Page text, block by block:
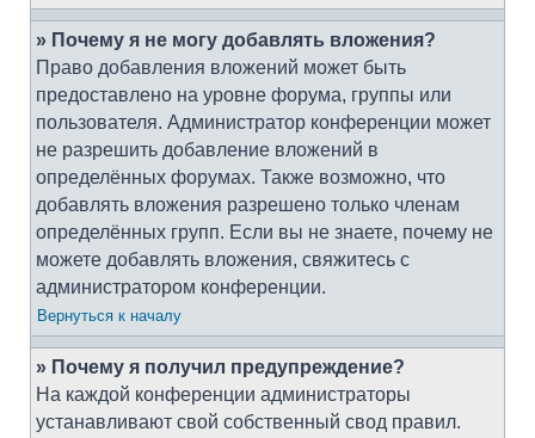
» Почему я не могу добавлять вложения?
Право добавления вложений может быть
предоставлено на уровне форума, группы или
пользователя. Администратор конференции может
не разрешить добавление вложений в
определённых форумах. Также возможно, что
добавлять вложения разрешено только членам
определённых групп. Если вы не знаете, почему не
можете добавлять вложения, свяжитесь с
администратором конференции.
Вернуться к началу
» Почему я получил предупреждение?
На каждой конференции администраторы
устанавливают свой собственный свод правил.